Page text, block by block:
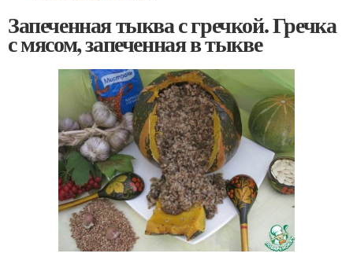
Запеченная тыква с гречкой. Гречка
с мясом, запеченная в тыкве